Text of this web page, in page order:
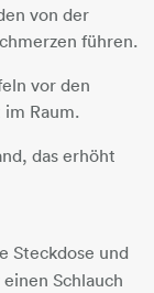
von der
führen.
vor den
Raum.
das erhöht
Steckdose und
Schlauch